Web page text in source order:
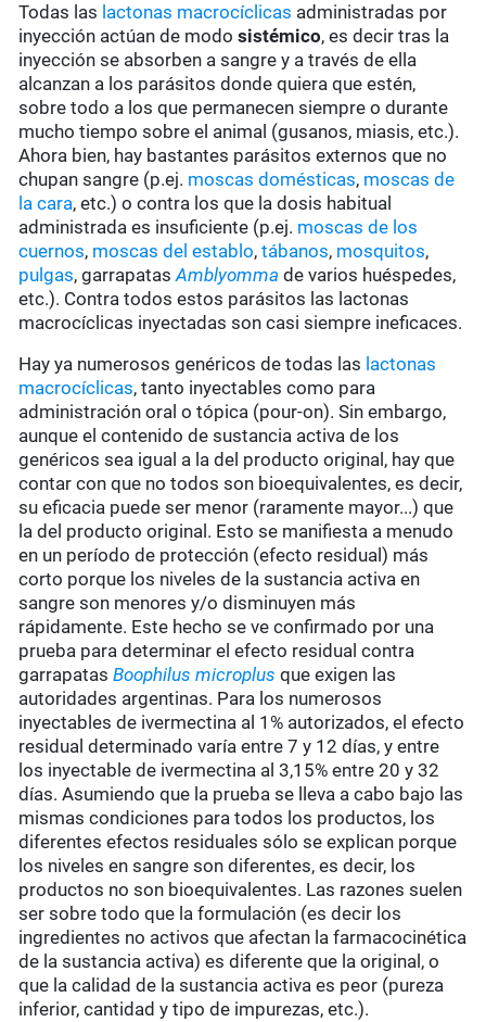
Todas las lactonas macrocíclicas administradas por
inyección actúan de modosistémico, es decir tras la
inyección se absorben a sangre y a través de ella
alcanzan a los parásitos donde quiera que estén,
sobre todo a los que permanecen siempre o durante
mucho tiempo sobre el animal (gusanos, miasis, etc.).
Ahora bien, hay bastantes parásitos externos que no
chupan sangre (p.ej. moscas domésticas, moscas de
la cara, etc.) o contra los que la dosis habitual
administrada es insuficiente (p.ej. moscas de los
cuernos, moscas del establo,tábanos, mosquitos,
pulgas, garrapatasAmblyomma de varios huéspedes,
etc.). Contra todos estos parásitos las lactonas
macrocíclicas inyectadas son casi siempre ineficaces.
Hay ya numerosos genéricos de todas las lactonas
macrocíclicas, tanto inyectables como para
administración oral o tópica (pour-on). Sin embargo,
aunque el contenido de sustancia activa de los
genéricos sea igual a la del producto original, hay que
contar con que no todos son bioequivalentes, es decir,
su eficacia puede ser menor (raramente mayor...) que
la del producto original. Esto se manifiesta a menudo
en un período de protección (efecto residual) más
corto porque los niveles de la sustancia activa en
sangre son menores y/o disminuyen más
rápidamente. Este hecho se ve confirmado por una
prueba para determinar el efecto residual contra
garrapatasBoophilus microplus que exigen las
autoridades argentinas. Para los numerosos
inyectables de ivermectina al 1% autorizados, el efecto
residual determinado varía entre 7 y 12 días, y entre
los inyectable de ivermectina al 3,15% entre 20 y 32
días. Asumiendo que la prueba se lleva a cabo bajo las
mismas condiciones para todos los productos, los
diferentes efectos residuales sólo se explican porque
los niveles en sangre son diferentes, es decir, los
productos no son bioequivalentes. Las razones suelen
ser sobre todo que la formulación (es decir los
ingredientes no activos que afectan la farmacocinética
de la sustancia activa) es diferente que la original, o
que la calidad de la sustancia activa es peor (pureza
inferior, cantidad y tipo de impurezas, etc.).